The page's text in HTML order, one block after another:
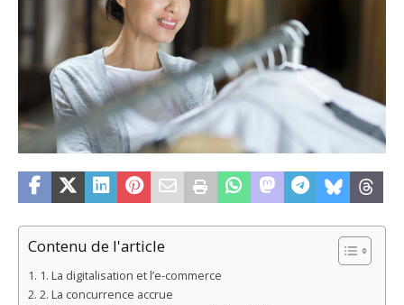
Contenu de l'article
1. La digitalisation et l’e-commerce
2. La concurrence accrue